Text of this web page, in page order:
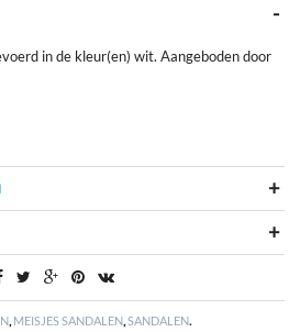
in de kleur(en) wit. Aangeboden door
, MEISJES SANDALEN,SANDALEN.